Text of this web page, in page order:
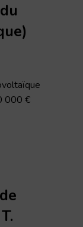
000 €